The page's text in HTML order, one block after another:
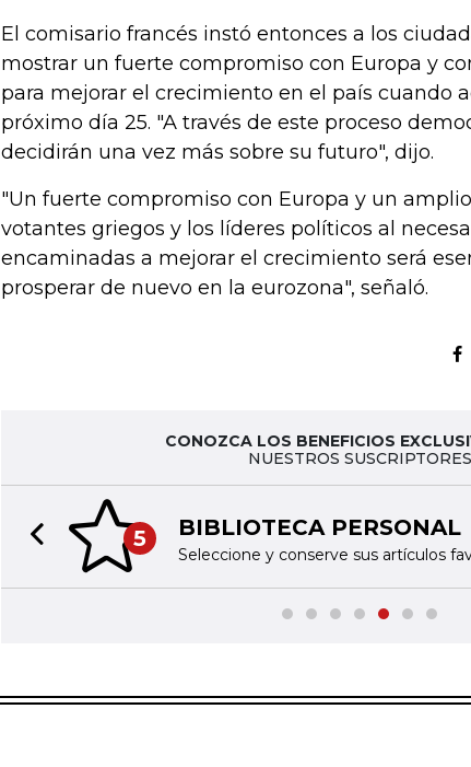
El comisario francés instó entonces a los
mostrar un fuerte compromiso con Europa y
para mejorar el crecimiento en el país cuando
próximo día 25. "A través de este proceso
decidirán una vez más sobre su futuro", dijo.
"Un fuerte compromiso con Europa y un
votantes griegos y los líderes políticos al
encaminadas a mejorar el crecimiento será
prosperar de nuevo en la eurozona", señaló.
CONOZCA LOS BENEFICIOS
NUESTROS SUSCRIPTORES
5 BIBLIOTECA PERSONAL
Seleccione y conserve sus artículos
Previous slide